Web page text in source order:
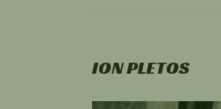
ION PLETOS